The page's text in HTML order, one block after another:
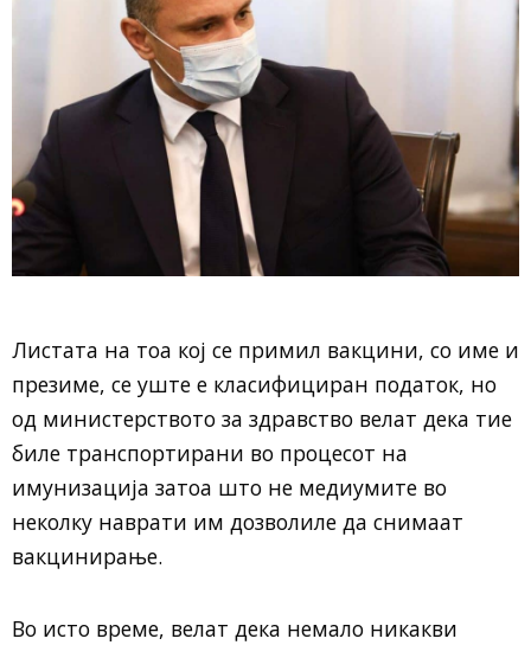
Листата на тоа кој се примил вакцини, со име и
презиме, се уште е класифициран податок, но
од министерството за здравство велат дека тие
биле транспортирани во процесот на
имунизација затоа што не медиумите во
неколку наврати им дозволиле да снимаат
вакцинирање.
Во исто време, велат дека немало никакви